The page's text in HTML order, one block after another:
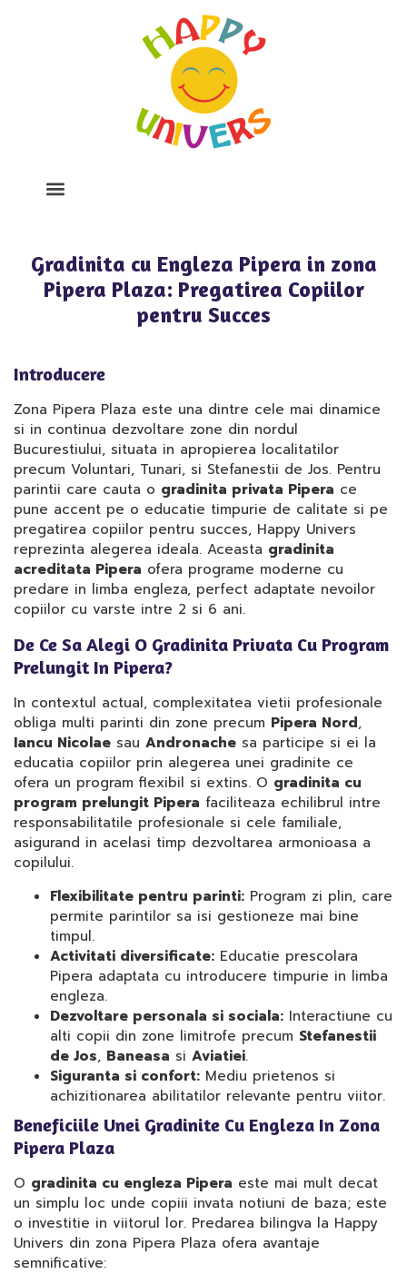
Gradinita cu Engleza Pipera in zona
Pipera Plaza: Pregatirea Copiilor
pentru Succes
Introducere
Zona Pipera Plaza este una dintre cele mai dinamice
si in continua dezvoltare zone din nordul
Bucurestiului, situata in apropierea localitatilor
precum Voluntari, Tunari, si Stefanestii de Jos. Pentru
parintii care cauta o gradinita privata Pipera ce
pune accent pe o educatie timpurie de calitate si pe
pregatirea copiilor pentru succes, Happy Univers
reprezinta alegerea ideala. Aceasta gradinita
acreditata Pipera ofera programe moderne cu
predare in limba engleza, perfect adaptate nevoilor
copiilor cu varste intre 2 si 6 ani.
De Ce Sa Alegi O Gradinita Privata Cu Program
Prelungit In Pipera?
In contextul actual, complexitatea vietii profesionale
obliga multi parinti din zone precum Pipera Nord,
Iancu Nicolae sau Andronache sa participe si ei la
educatia copiilor prin alegerea unei gradinite ce
ofera un program flexibil si extins. O gradinita cu
program prelungit Pipera faciliteaza echilibrul intre
responsabilitatile profesionale si cele familiale,
asigurand in acelasi timp dezvoltarea armonioasa a
copilului.
Flexibilitate pentru parinti: Program zi plin, care
permite parintilor sa isi gestioneze mai bine
timpul.
Activitati diversificate: Educatie prescolara
Pipera adaptata cu introducere timpurie in limba
engleza.
Dezvoltare personala si sociala: Interactiune cu
alti copii din zone limitrofe precum Stefanestii
de Jos, Baneasa si Aviatiei.
Siguranta si confort: Mediu prietenos si
achizitionarea abilitatilor relevante pentru viitor.
Beneficiile Unei Gradinite Cu Engleza In Zona
Pipera Plaza
O gradinita cu engleza Pipera este mai mult decat
un simplu loc unde copiii invata notiuni de baza; este
o investitie in viitorul lor. Predarea bilingva la Happy
Univers din zona Pipera Plaza ofera avantaje
semnificative: